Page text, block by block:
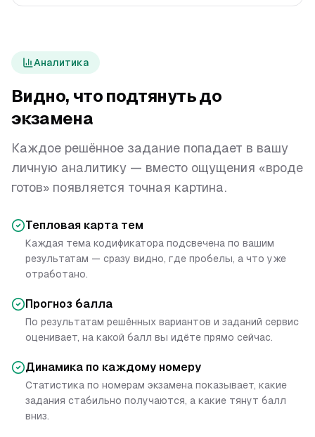
Аналитика
Видно, что подтянуть до
экзамена
Каждое решённое задание попадает в вашу
личную аналитику — вместо ощущения «вроде
готов» появляется точная картина.
Тепловая карта тем
Каждая тема кодификатора подсвечена по вашим
результатам — сразу видно, где пробелы, а что уже
отработано.
Прогноз балла
По результатам решённых вариантов и заданий сервис
оценивает, на какой балл вы идёте прямо сейчас.
Динамика по каждому номеру
Статистика по номерам экзамена показывает, какие
задания стабильно получаются, а какие тянут балл
вниз.